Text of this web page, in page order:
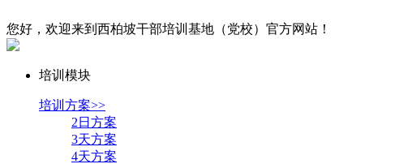
您好，欢迎来到西柏坡干部培训基地（党校）官方网站！
培训模块
培训方案>>
2日方案
3天方案
4天方案